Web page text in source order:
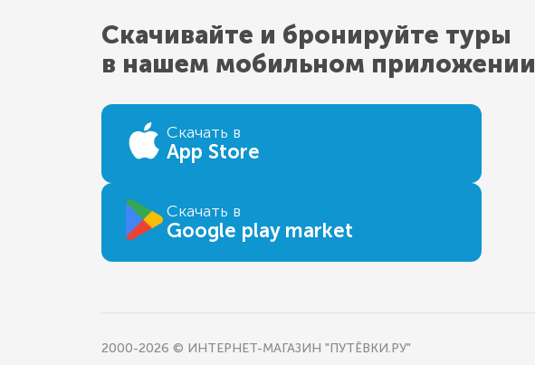
Скачивайте и бронируйте туры
в нашем мобильном приложении
Скачать в
App Store
Скачать в
Google play market
2000-2026 © ИНТЕРНЕТ-МАГАЗИН "ПУТЁВКИ.РУ"